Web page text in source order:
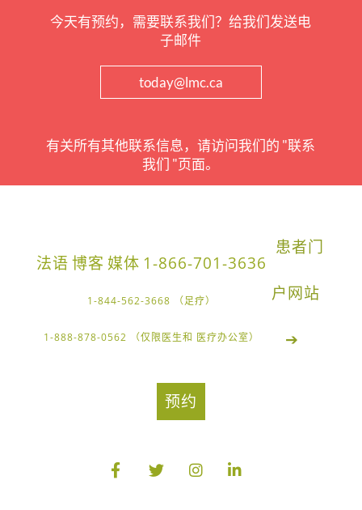
今天有预约，需要联系我们？给我们发送电
子邮件
today@lmc.ca
有关所有其他联系信息，请访问我们的 "联系
我们 "页面。
法语博客 媒体 1-866-701-3636
1-844-562-3668 （足疗）
1-888-878-0562 （仅限医生和 医疗办公室）
患者门
户网站
➔
预约